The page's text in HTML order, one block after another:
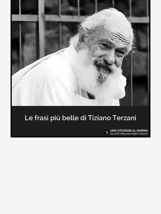
Le frasi più belle delle poesie di
Wisława Szymborska
In questa pagina sono raccolte le
migliori frasi brevi tratte dalle poesie
di Wisława Szymborska sull'amore e
sulla vita